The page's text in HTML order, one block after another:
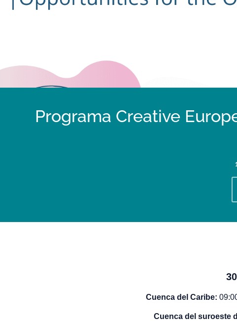
Programa Creative
Cuenca del Caribe:
Cuenca del suroeste